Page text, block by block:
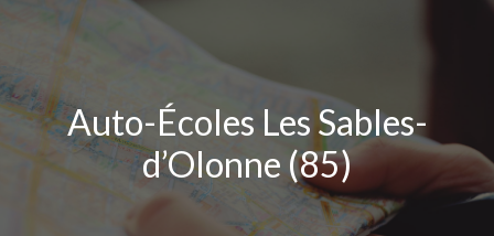
Auto-Écoles Les Sables-
d’Olonne (85)